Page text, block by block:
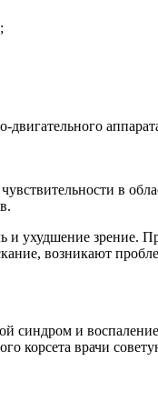
двигательного
в
зрение.
возникают
синдром и
корсета врачи